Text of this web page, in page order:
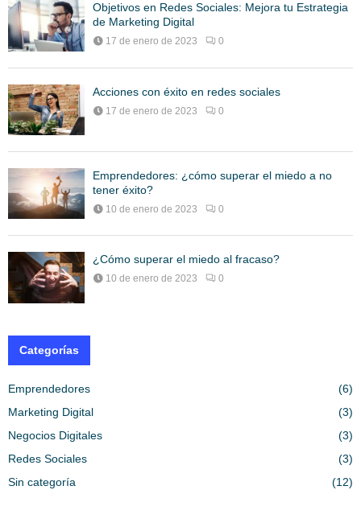
Objetivos en Redes Sociales: Mejora tu Estrategia
de Marketing Digital
17 de enero de 2023 0
Acciones con éxito en redes sociales
17 de enero de 2023 0
Emprendedores: ¿cómo superar el miedo a no
tener éxito?
10 de enero de 2023 0
¿Cómo superar el miedo al fracaso?
10 de enero de 2023 0
Categorías
Emprendedores
(6)
Marketing Digital
(3)
Negocios Digitales
(3)
Redes Sociales
(3)
Sin categoría
(12)